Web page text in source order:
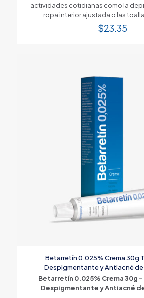
actividades cotidianas como la
ropa interior ajustada o las
$23.35
Betarretín 0.025% Crema 30g
Despigmentante y Antiacné
Betarretín 0.025% Crema 30g
Despigmentante y Antiacné